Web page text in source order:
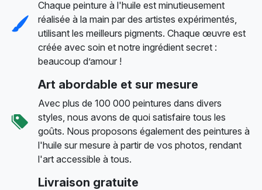
Chaque peinture à l'huile est minutieusement
réalisée à la main par des artistes expérimentés,
utilisant les meilleurs pigments. Chaque œuvre est
créée avec soin et notre ingrédient secret :
beaucoup d’amour !
Art abordable et sur mesure
Avec plus de 100 000 peintures dans divers
styles, nous avons de quoi satisfaire tous les
goûts. Nous proposons également des peintures à
l'huile sur mesure à partir de vos photos, rendant
l'art accessible à tous.
Livraison gratuite